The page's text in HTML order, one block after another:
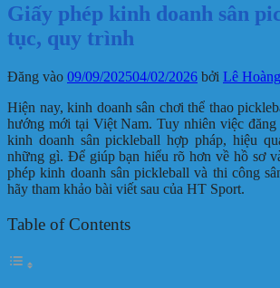
Giấy phép kinh doanh sân
tục, quy trình
Đăng vào 09/09/202504/02/2026 bởi Lê
Hiện nay, kinh doanh sân chơi thể thao
hướng mới tại Việt Nam. Tuy nhiên việc
kinh doanh sân pickleball hợp pháp, hiệu
những gì. Để giúp bạn hiểu rõ hơn về hồ sơ
phép kinh doanh sân pickleball và thi công
hãy tham khảo bài viết sau của HT Sport.
Table of Contents